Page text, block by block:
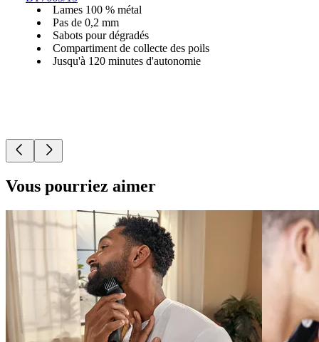
Lames 100 % métal
Pas de 0,2 mm
Sabots pour dégradés
Compartiment de collecte des poils
Jusqu'à 120 minutes d'autonomie
Vous pourriez aimer